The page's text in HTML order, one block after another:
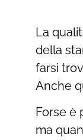
La
della
farsi
Anche
Forse è
ma